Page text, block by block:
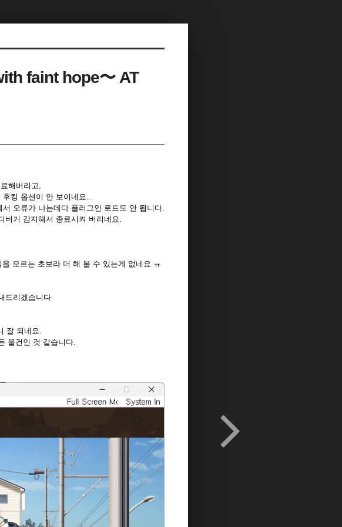
faint hope〜 AT
해버리고,
킹 옵션이 안 보이네요..
오류가 나는데다 플러그인 로드도 안 됩니다.
버거 감지해서 종료시켜 버리네요.
모르는 초보라 더 해 볼 수 있는게 없네요 ㅠ
드리겠습니다
잘 되네요.
물건인 것 같습니다.